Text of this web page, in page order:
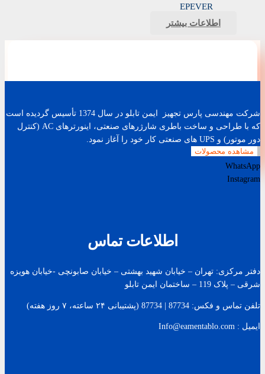
EPEVER
اطلاعات بیشتر
مشاهده محصولات
شرکت مهندسی پارس تجهیز ایمن تابلو در سال 1374 تأسیس گردیده است
که با طراحی و ساخت باطری شارژرهای صنعتی، اینورترهای AC (کنترل
دور موتور) و UPS های صنعتی کار خود را آغاز نمود.
WhatsApp
Instagram
اطلاعات تماس
دفتر مرکزی: تهران – خیابان شهید بهشتی – خیابان صابونچی -خیابان هويزه
شرقی – پلاک 119 – ساختمان ایمن تابلو
تلفن تماس و فکس: 87734 | 87734 (پشتیبانی ۲۴ ساعته، ۷ روز هفته)
ایمیل : Info@eamentablo.com